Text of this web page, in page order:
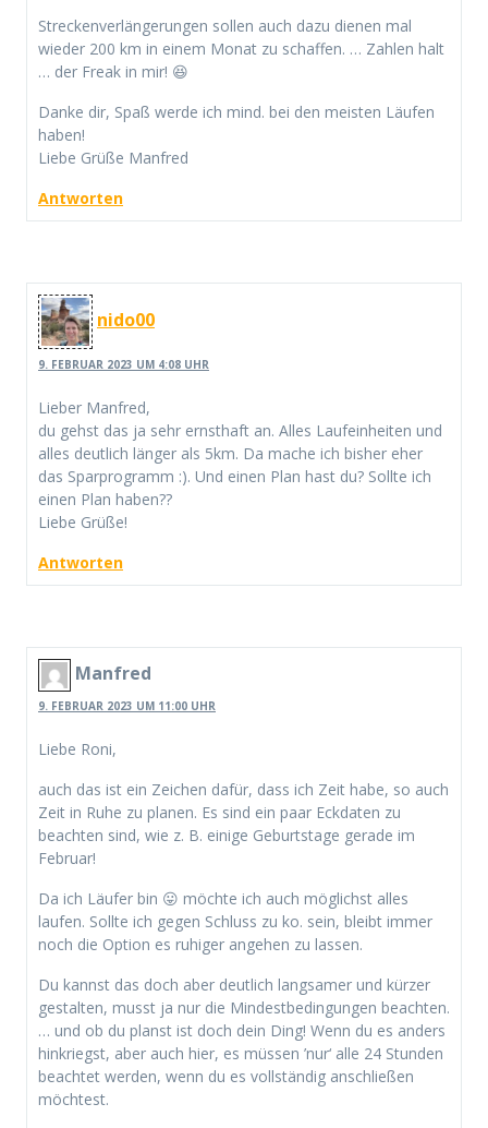
Streckenverlängerungen sollen auch dazu dienen mal
wieder 200 km in einem Monat zu schaffen. … Zahlen halt
… der Freak in mir! 😆
Danke dir, Spaß werde ich mind. bei den meisten Läufen
haben!
Liebe Grüße Manfred
Antworten
nido00
9. FEBRUAR 2023 UM 4:08 UHR
Lieber Manfred,
du gehst das ja sehr ernsthaft an. Alles Laufeinheiten und
alles deutlich länger als 5km. Da mache ich bisher eher
das Sparprogramm :). Und einen Plan hast du? Sollte ich
einen Plan haben??
Liebe Grüße!
Antworten
Manfred
9. FEBRUAR 2023 UM 11:00 UHR
Liebe Roni,
auch das ist ein Zeichen dafür, dass ich Zeit habe, so auch
Zeit in Ruhe zu planen. Es sind ein paar Eckdaten zu
beachten sind, wie z. B. einige Geburtstage gerade im
Februar!
Da ich Läufer bin 😛 möchte ich auch möglichst alles
laufen. Sollte ich gegen Schluss zu ko. sein, bleibt immer
noch die Option es ruhiger angehen zu lassen.
Du kannst das doch aber deutlich langsamer und kürzer
gestalten, musst ja nur die Mindestbedingungen beachten.
… und ob du planst ist doch dein Ding! Wenn du es anders
hinkriegst, aber auch hier, es müssen ’nur‘ alle 24 Stunden
beachtet werden, wenn du es vollständig anschließen
möchtest.